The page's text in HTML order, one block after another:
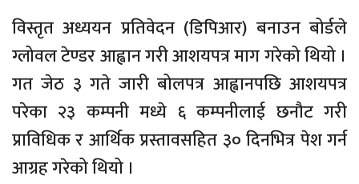
विस्तृत अध्ययन प्रतिवेदन (डिपिआर) बनाउन बोर्डले
ग्लोवल टेण्डर आह्वान गरी आशयपत्र माग गरेको थियो ।
गत जेठ ३ गते जारी बोलपत्र आह्वानपछि आशयपत्र
परेका २३ कम्पनी मध्ये ६ कम्पनीलाई छनौट गरी
प्राविधिक र आर्थिक प्रस्तावसहित ३० दिनभित्र पेश गर्न
आग्रह गरेको थियो ।